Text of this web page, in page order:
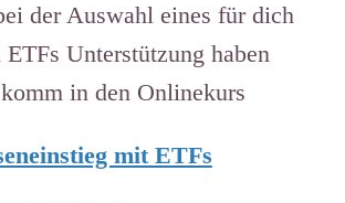
der Auswahl eines für dich
ETFs Unterstützung haben
in den Onlinekurs
mit ETFs